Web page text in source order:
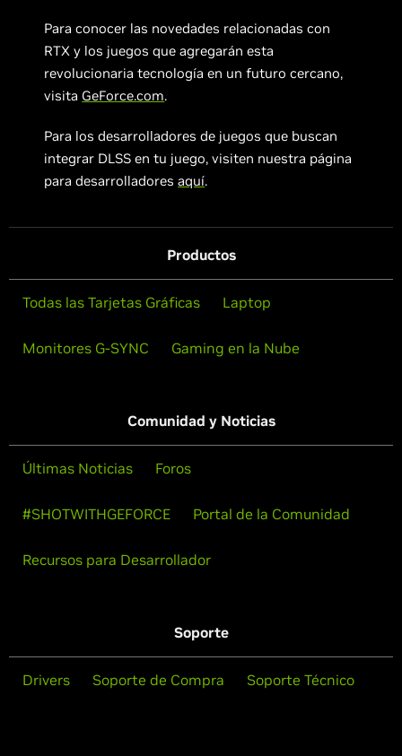
Para conocer las novedades relacionadas con
RTX y los juegos que agregarán esta
revolucionaria tecnología en un futuro cercano,
visita GeForce.com.
Para los desarrolladores de juegos que buscan
integrar DLSS en tu juego, visiten nuestra página
para desarrolladoresaquí.
Productos
Todas las Tarjetas Gráficas Laptop
Monitores G-SYNC Gaming en la Nube
Comunidad y Noticias
Últimas Noticias Foros
#SHOTWITHGEFORCE Portal de la Comunidad
Recursos para Desarrollador
Soporte
Drivers Soporte de Compra Soporte Técnico